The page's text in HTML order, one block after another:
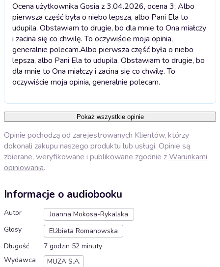
Ocena użytkownika Gosia z 3.04.2026, ocena 3; Albo
pierwsza część była o niebo lepsza, albo Pani Ela to
udupila. Obstawiam to drugie, bo dla mnie to Ona miałczy
i zacina się co chwilę. To oczywiście moja opinia,
generalnie polecam.Albo pierwsza część była o niebo
lepsza, albo Pani Ela to udupila. Obstawiam to drugie, bo
dla mnie to Ona miałczy i zacina się co chwilę. To
oczywiście moja opinia, generalnie polecam.
Pokaż wszystkie opinie
Opinie pochodzą od zarejestrowanych Klientów, którzy
dokonali zakupu naszego produktu lub usługi. Opinie są
zbierane, weryfikowane i publikowane zgodnie zWarunkami
opiniowania.
Informacje o audiobooku
Autor
Joanna Mokosa-Rykalska
Głosy
Elżbieta Romanowska
Długość
7 godzin 52 minuty
Wydawca
MUZA S.A.